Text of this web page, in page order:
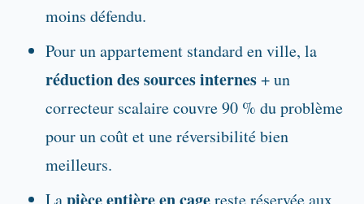
moins défendu.
Pour un appartement standard en ville, la
réduction des sources internes+ un
correcteur scalaire couvre 90 % du problème
pour un coût et une réversibilité bien
meilleurs.